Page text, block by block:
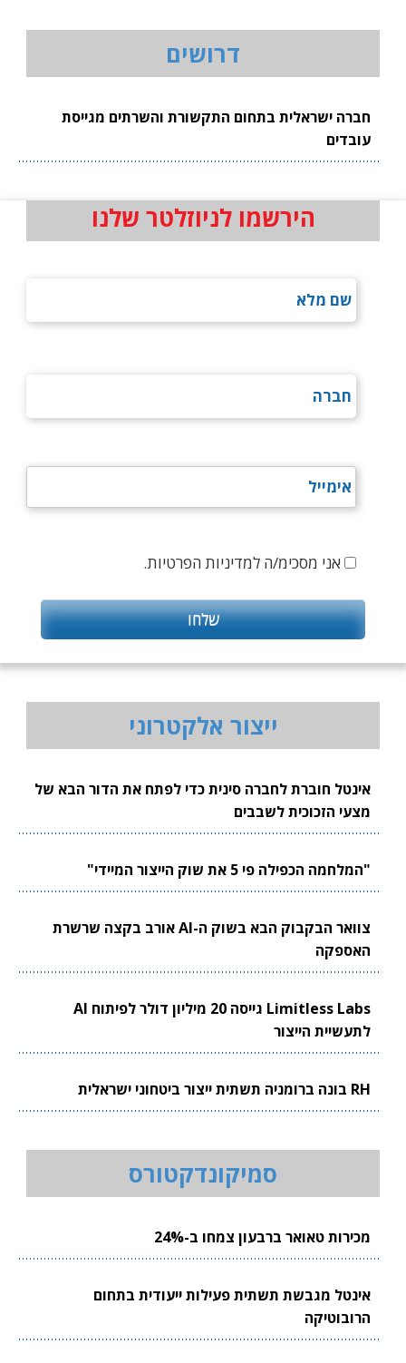
דרושים
חברה ישראלית בתחום התקשורת והשרתים מגייסת
עובדים
הירשמו לניוזלטר שלנו
אני מסכימ/ה למדיניות הפרטיות.
ייצור אלקטרוני
אינטל חוברת לחברה סינית כדי לפתח את הדור הבא של
מצעי הזכוכית לשבבים
"המלחמה הכפילה פי 5 את שוק הייצור המיידי"
צוואר הבקבוק הבא בשוק ה-AI אורב בקצה שרשרת
האספקה
Limitless Labs גייסה 20 מיליון דולר לפיתוח AI
לתעשיית הייצור
RH בונה ברומניה תשתית ייצור ביטחוני ישראלית
סמיקונדקטורס
מכירות טאואר ברבעון צמחו ב-24%
אינטל מגבשת תשתית פעילות ייעודית בתחום
הרובוטיקה